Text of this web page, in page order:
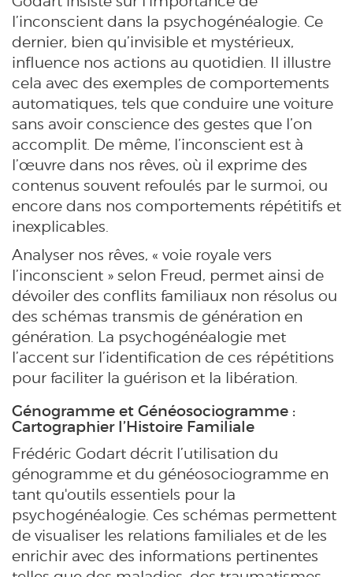
l’inconscient dans la psychogénéalogie. Ce
dernier, bien qu’invisible et mystérieux,
influence nos actions au quotidien. Il illustre
cela avec des exemples de comportements
automatiques, tels que conduire une voiture
sans avoir conscience des gestes que l’on
accomplit. De même, l’inconscient est à
l’œuvre dans nos rêves, où il exprime des
contenus souvent refoulés par le surmoi, ou
encore dans nos comportements répétitifs et
inexplicables.
Analyser nos rêves, « voie royale vers
l’inconscient » selon Freud, permet ainsi de
dévoiler des conflits familiaux non résolus ou
des schémas transmis de génération en
génération. La psychogénéalogie met
l’accent sur l’identification de ces répétitions
pour faciliter la guérison et la libération.
Génogramme et Généosociogramme :
Cartographier l’Histoire Familiale
Frédéric Godart décrit l’utilisation du
génogramme et du généosociogramme en
tant qu'outils essentiels pour la
psychogénéalogie. Ces schémas permettent
de visualiser les relations familiales et de les
enrichir avec des informations pertinentes